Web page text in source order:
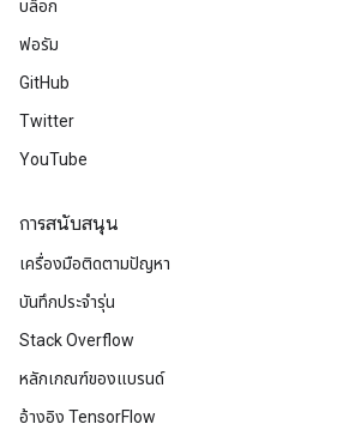
บล็อก
ฟอรัม
GitHub
Twitter
YouTube
การสนับสนุน
เครื่องมือติดตามปัญหา
บันทึกประจำรุ่น
Stack Overflow
หลักเกณฑ์ของแบรนด์
อ้างอิง TensorFlow